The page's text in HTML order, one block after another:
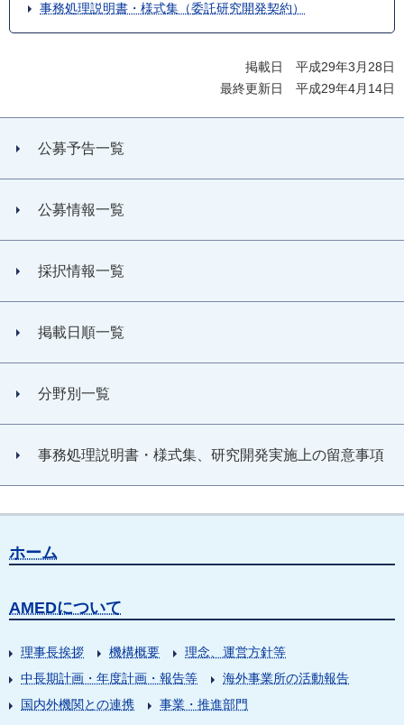
事務処理説明書・様式集（委託研究開発契約）
掲載日 平成29年3月28日
最終更新日 平成29年4月14日
公募予告一覧
公募情報一覧
採択情報一覧
掲載日順一覧
分野別一覧
事務処理説明書・様式集、研究開発実施上の留意事項
ホーム
AMEDについて
理事長挨拶 機構概要
理念、運営方針等
中長期計画・年度計画・報告等
海外事業所の活動報告
国内外機関との連携
事業・推進部門